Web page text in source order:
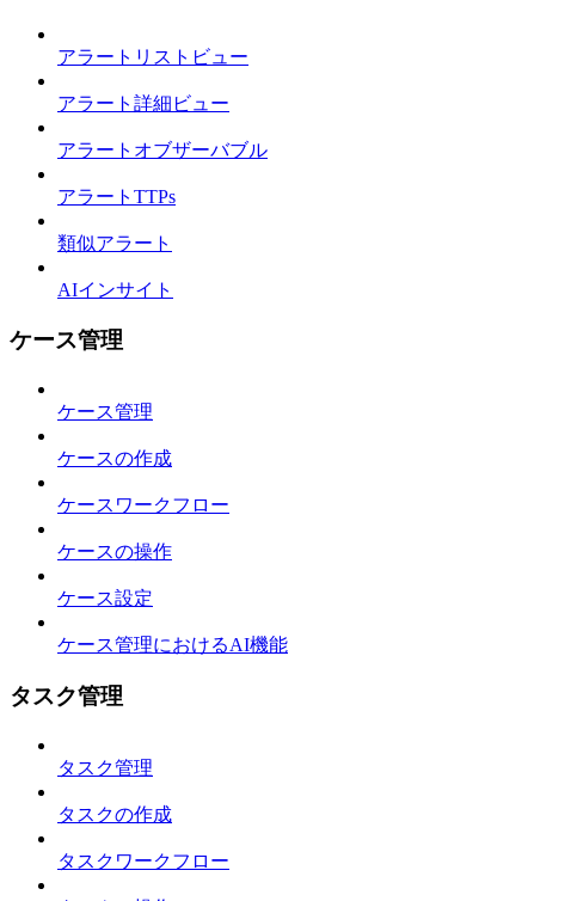
アラートリストビュー
アラート詳細ビュー
アラートオブザーバブル
アラートTTPs
類似アラート
AIインサイト
ケース管理
ケース管理
ケースの作成
ケースワークフロー
ケースの操作
ケース設定
ケース管理におけるAI機能
タスク管理
タスク管理
タスクの作成
タスクワークフロー